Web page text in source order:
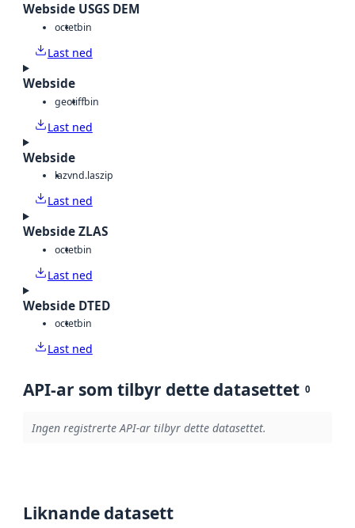
Webside USGS DEM
octetbin
Last ned
Webside
geotiffbin
Last ned
Webside
lazvnd.laszip
Last ned
Webside ZLAS
octetbin
Last ned
Webside DTED
octetbin
Last ned
API-ar som tilbyr dette datasettet 0
Ingen registrerte API-ar tilbyr dette datasettet.
Liknande datasett